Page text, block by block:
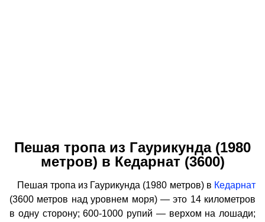
Пешая тропа из Гаурикунда (1980
метров) в Кедарнат (3600)
Пешая тропа из Гаурикунда (1980 метров) в Кедарнат
(3600 метров над уровнем моря) — это 14 километров
в одну сторону; 600-1000 рупий — верхом на лошади;